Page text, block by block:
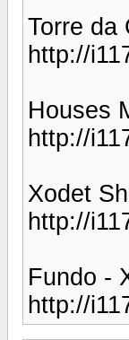
Torre da
http://
Houses
http://
Xodet
http://
Fundo -
http://